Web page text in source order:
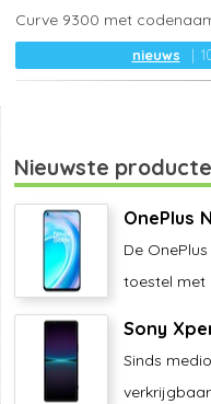
nieuws
Curve 9300 met
Nieuwste
OnePlus
De
toestel met
Sony
Sinds